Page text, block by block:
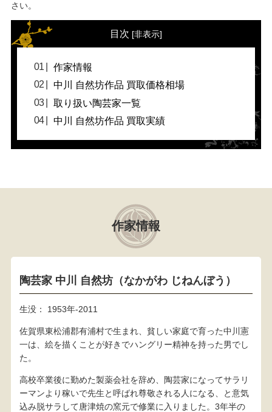
さい。
目次 [非表示]
作家情報
中川 自然坊作品 買取価格相場
取り扱い陶芸家一覧
中川 自然坊作品 買取実績
作家情報
陶芸家 中川 自然坊（なかがわ じねんぼう）
生没： 1953年‐2011
佐賀県東松浦郡有浦村で生まれ、貧しい家庭で育った中川憲
一は、絵を描くことが好きでハングリー精神を持った男でし
た。
高校卒業後に勤めた製薬会社を辞め、陶芸家になってサラリ
ーマンより稼いで先生と呼ばれ尊敬される人になる、と意気
込み脱サラして唐津焼の窯元で修業に入りました。3年半の